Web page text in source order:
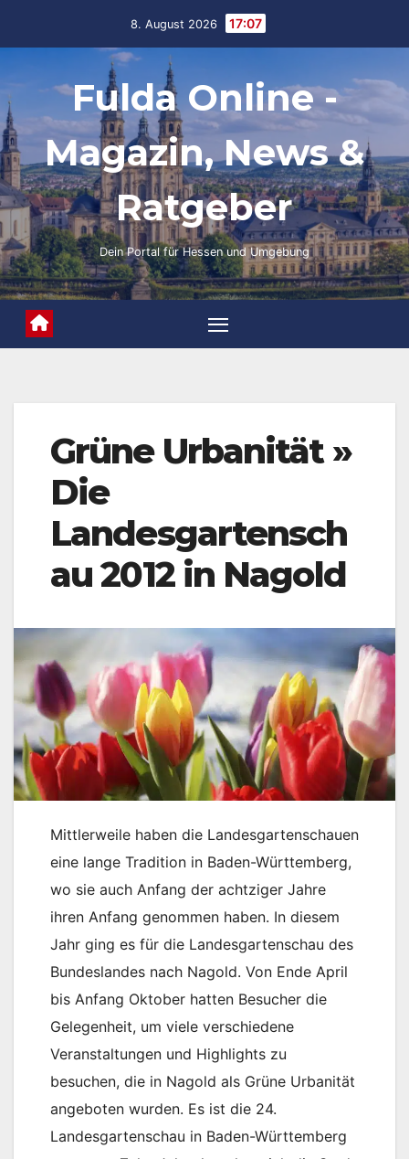
8. August 2026 17:07
Fulda Online -
Magazin, News &
Ratgeber
Dein Portal für Hessen und Umgebung
Grüne Urbanität »
Die
Landesgartensch
au 2012 in Nagold
Mittlerweile haben die Landesgartenschauen
eine lange Tradition in Baden-Württemberg,
wo sie auch Anfang der achtziger Jahre
ihren Anfang genommen haben. In diesem
Jahr ging es für die Landesgartenschau des
Bundeslandes nach Nagold. Von Ende April
bis Anfang Oktober hatten Besucher die
Gelegenheit, um viele verschiedene
Veranstaltungen und Highlights zu
besuchen, die in Nagold als Grüne Urbanität
angeboten wurden. Es ist die 24.
Landesgartenschau in Baden-Württemberg